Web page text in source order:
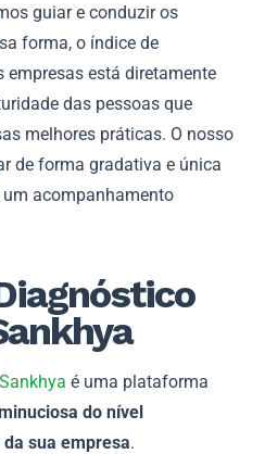
guiar e conduzir os
forma, o índice de
empresas está diretamente
das pessoas que
melhores práticas. O nosso
de forma gradativa e única
acompanhamento
é uma plataforma
do nível
sua empresa.